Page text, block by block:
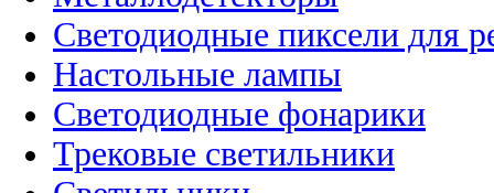
Светодиодные пиксели для
Настольные лампы
Светодиодные фонарики
Трековые светильники